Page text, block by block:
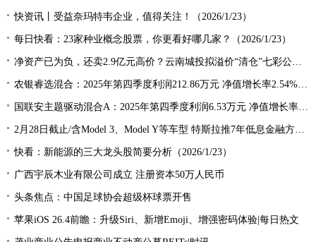
快资讯丨受益奈玛特韦企业，值得关注！（2026/1/23）
每日快看：23家种业概念股票，你更看好哪几家？（2026/1/23）
净资产已为负，还卖2.9亿元高价？云南城投拟溢价“清仓”七彩公司10.5%股权 焦点速递
农银睿选混合：2025年第四季度利润212.86万元 净值增长率2.54% 焦点资讯
国联安主题驱动混合A：2025年第四季度利润6.53万元 净值增长率0.10% 热点聚焦
2月28日截止/含Model 3、Model Y等车型 特斯拉推7年低息金融方案|速读
快看：新能源的三大龙头股简要分析（2026/1/23）
广西宇辰木业有限公司成立 注册资本50万人民币
头条焦点：中国足球协会超级杯球票开售
苹果iOS 26.4前瞻：升级Siri、新增Emoji、增强密码体验|每日热文